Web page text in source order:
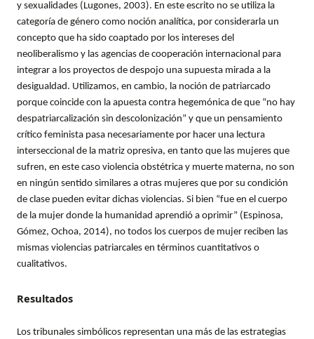
y sexualidades (Lugones, 2003). En este escrito no se utiliza la
categoría de género como noción analítica, por considerarla un
concepto que ha sido coaptado por los intereses del
neoliberalismo y las agencias de cooperación internacional para
integrar a los proyectos de despojo una supuesta mirada a la
desigualdad. Utilizamos, en cambio, la noción de patriarcado
porque coincide con la apuesta contra hegemónica de que “no hay
despatriarcalización sin descolonización” y que un pensamiento
crítico feminista pasa necesariamente por hacer una lectura
interseccional de la matriz opresiva, en tanto que las mujeres que
sufren, en este caso violencia obstétrica y muerte materna, no son
en ningún sentido similares a otras mujeres que por su condición
de clase pueden evitar dichas violencias. Si bien “fue en el cuerpo
de la mujer donde la humanidad aprendió a oprimir” (Espinosa,
Gómez, Ochoa, 2014), no todos los cuerpos de mujer reciben las
mismas violencias patriarcales en términos cuantitativos o
cualitativos.
Resultados
Los tribunales simbólicos representan una más de las estrategias